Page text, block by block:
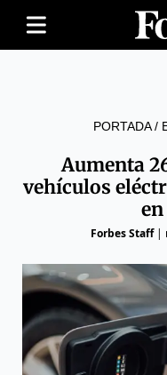
PORTADA/
Aumenta
vehículos
Forbes Staff|